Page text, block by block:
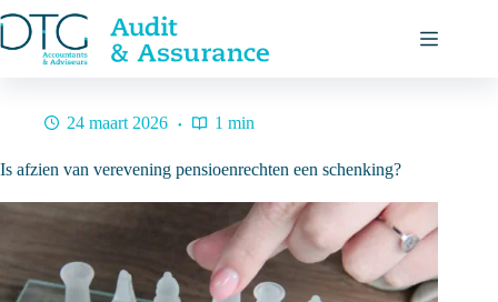
naar
de
inhoud
24 maart 2026 1 min
Is afzien van verevening pensioenrechten een schenking?